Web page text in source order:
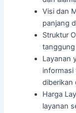
Visi dan
panjang
Struktur
tanggung
Layanan
informasi
diberikan
Harga
layanan